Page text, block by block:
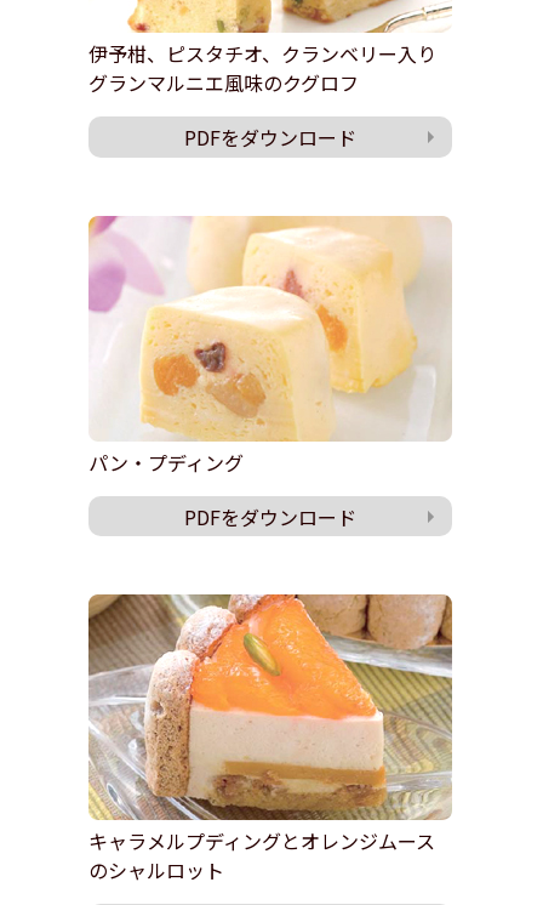
伊予柑、ピスタチオ、クランベリー入り
グランマルニエ風味のクグロフ
PDFをダウンロード
パン・プディング
PDFをダウンロード
キャラメルプディングとオレンジムース
のシャルロット